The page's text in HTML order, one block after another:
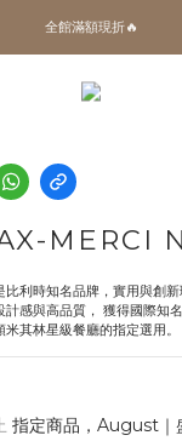
✨加入會員 即領100購物金🎫
MERCI
比利時知名品牌，實用與創
感與高品質， 獲得國際知
其林星級餐廳的指定選用。
指定商品，August｜